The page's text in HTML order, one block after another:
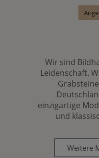
Wir sind
Leidenschaft.
einzigartige
und
Weitere